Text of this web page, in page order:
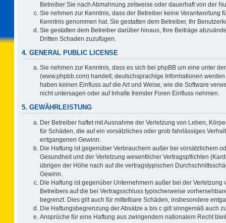
Betreiber Sie nach Abmahnung zeitweise oder dauerhaft von der
Sie nehmen zur Kenntnis, dass der Betreiber keine Verantwortung
Kenntnis genommen hat. Sie gestatten dem Betreiber, Ihr
Sie gestatten dem Betreiber darüber hinaus, Ihre Beiträge
Dritten Schaden zuzufügen.
4. GENERAL PUBLIC LICENSE
Sie nehmen zur Kenntnis, dass es sich bei phpBB um eine unter der
(www.phpbb.com) handelt; deutschsprachige Informationen
haben keinen Einfluss auf die Art und Weise, wie die Software
nicht untersagen oder auf Inhalte fremder Foren Einfluss nehmen.
5. GEWÄHRLEISTUNG
Der Betreiber haftet mit Ausnahme der Verletzung von Leben,
für Schäden, die auf ein vorsätzliches oder grob fahrlässiges
entgangenen Gewinn.
Die Haftung ist gegenüber Verbrauchern außer bei vorsätzlichem
Gesundheit und der Verletzung wesentlicher Vertragspflichten
übrigen der Höhe nach auf die vertragstypischen
Gewinn.
Die Haftung ist gegenüber Unternehmern außer bei der
Betreibers auf die bei Vertragsschluss typischerweise
begrenzt. Dies gilt auch für mittelbare Schäden, insbesondere
Die Haftungsbegrenzung der Absätze a bis c gilt sinngemäß auch
Ansprüche für eine Haftung aus zwingendem nationalem Recht